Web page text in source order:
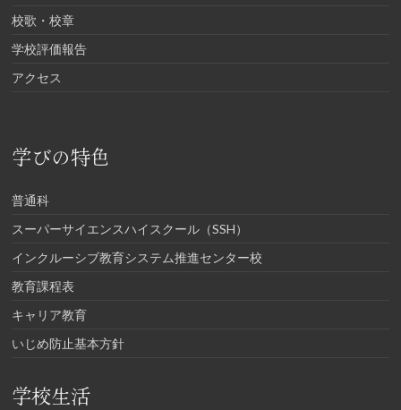
校歌・校章
学校評価報告
アクセス
学びの特色
普通科
スーパーサイエンスハイスクール（SSH）
インクルーシブ教育システム推進センター校
教育課程表
キャリア教育
いじめ防止基本方針
学校生活